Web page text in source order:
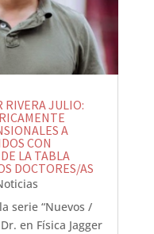
RIVERA JULIO:
A
CON
LA TABLA
DOCTORES/AS
serie “Nuevos /
en Física Jagger